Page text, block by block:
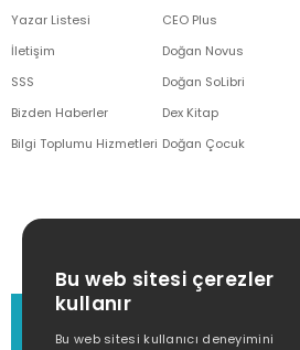
Yazar Listesi
İletişim
SSS
Bizden Haberler
Bilgi Toplumu Hizmetleri
CEO Plus
Doğan Novus
Doğan SoLibri
Dex Kitap
Doğan Çocuk
MÜŞTERİ HİZMETLERİ
(0212) 373 77 00
Bu web sitesi çerezler
kullanır
Bu web sitesi kullanıcı deneyimini